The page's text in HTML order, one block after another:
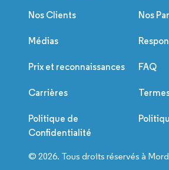
Nos Clients Nos
Médias
Prix et reconnaissances FAQ
Carrières
Politique de
Confidentialité
© 2026. Tous droits réservés à